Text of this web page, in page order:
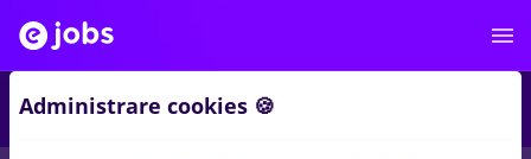
Administrare cookies 🍪